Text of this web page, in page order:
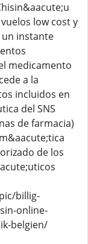
low cost y
instante
medicamento
a la
incluidos en
del SNS
de farmacia)
de los
billig-
online-
belgien/